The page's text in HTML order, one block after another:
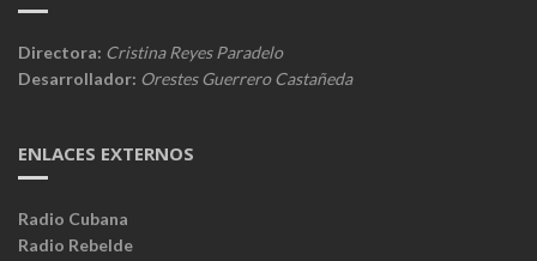
Directora: Cristina Reyes Paradelo
Desarrollador: Orestes Guerrero Castañeda
ENLACES EXTERNOS
Radio Cubana
Radio Rebelde